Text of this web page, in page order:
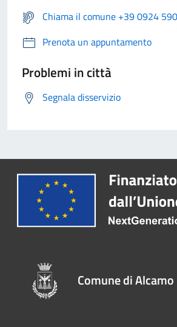
Chiama il comune +39 0924
Prenota un appuntamento
Problemi in città
Segnala disservizio
Comune di Alcamo